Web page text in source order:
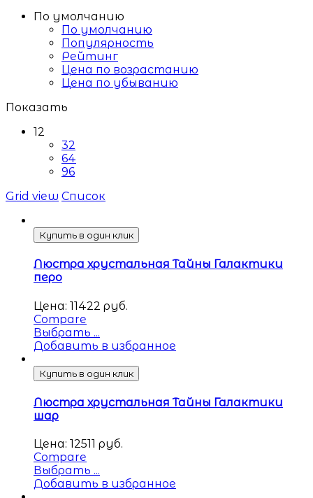
По умолчанию
По умолчанию
Популярность
Рейтинг
Цена по возрастанию
Цена по убыванию
Показать
12
32
64
96
Grid view Список
Купить в один клик
Люстра хрустальная Тайны Галактики
перо
Цена: 11422 руб.
Compare
Выбрать ...
Добавить в избранное
Купить в один клик
Люстра хрустальная Тайны Галактики
шар
Цена: 12511 руб.
Compare
Выбрать ...
Добавить в избранное